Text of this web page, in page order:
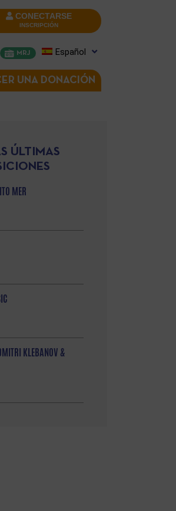
CONECTARSE
INSCRIPCIÓN
MRJ Español
UNA DONACIÓN
ÚLTIMAS
MER
KLEBANOV &